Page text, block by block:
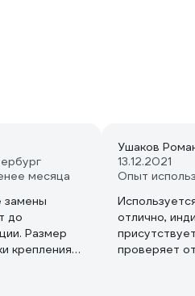
месяца
замены
до
Размер
крепления
Ушаков
13.12.2021
Опыт
отлично,
проверяет